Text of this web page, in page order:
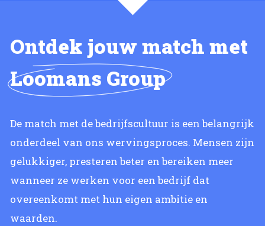
Ontdek jouw match met
Loomans Group
De match met de bedrijfscultuur is een belangrijk
onderdeel van ons wervingsproces. Mensen zijn
gelukkiger, presteren beter en bereiken meer
wanneer ze werken voor een bedrijf dat
overeenkomt met hun eigen ambitie en
waarden.